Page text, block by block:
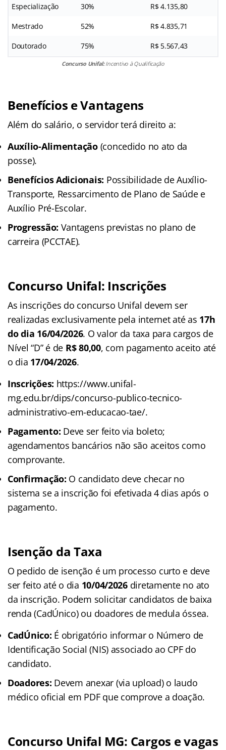
Especialização 30% R$ 4.135,80
Mestrado 52% R$ 4.835,71
Doutorado 75% R$ 5.567,43
Concurso Unifal:Incentivo à Qualificação
Benefícios e Vantagens
Além do salário, o servidor terá direito a:
Auxílio-Alimentação(concedido no ato da
posse).
Benefícios Adicionais: Possibilidade de Auxílio-
Transporte, Ressarcimento de Plano de Saúde e
Auxílio Pré-Escolar.
Progressão: Vantagens previstas no plano de
carreira (PCCTAE).
Concurso Unifal: Inscrições
As inscrições do concurso Unifal devem ser
realizadas exclusivamente pela internet até as 17h
do dia 16/04/2026. O valor da taxa para cargos de
Nível “D” é de R$ 80,00, com pagamento aceito até
o dia 17/04/2026.
Inscrições: https://www.unifal-
mg.edu.br/dips/concurso-publico-tecnico-
administrativo-em-educacao-tae/.
Pagamento: Deve ser feito via boleto;
agendamentos bancários não são aceitos como
comprovante.
Confirmação: O candidato deve checar no
sistema se a inscrição foi efetivada 4 dias após o
pagamento.
Isenção da Taxa
O pedido de isenção é um processo curto e deve
ser feito até o dia 10/04/2026diretamente no ato
da inscrição. Podem solicitar candidatos de baixa
renda (CadÚnico) ou doadores de medula óssea.
CadÚnico: É obrigatório informar o Número de
Identificação Social (NIS) associado ao CPF do
candidato.
Doadores: Devem anexar (via upload) o laudo
médico oficial em PDF que comprove a doação.
Concurso Unifal MG: Cargos e vagas